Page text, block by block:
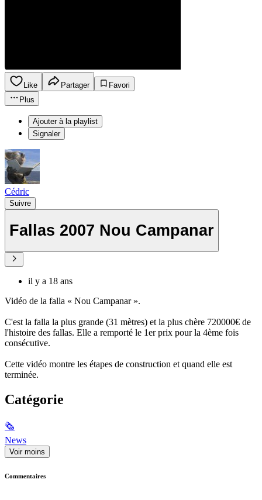
Like Partager
Favori
Plus
Ajouter à la playlist
Signaler
Cédric
Suivre
Fallas 2007 Nou Campanar
il y a 18 ans
Vidéo de la falla « Nou Campanar ».
C'est la falla la plus grande (31 mètres) et la plus chère 720000€ de
l'histoire des fallas. Elle a remporté le 1er prix pour la 4ème fois
consécutive.
Cette vidéo montre les étapes de construction et quand elle est
terminée.
Catégorie
🗞
News
Voir moins
Commentaires